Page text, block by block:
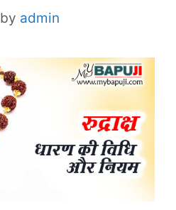
by admin